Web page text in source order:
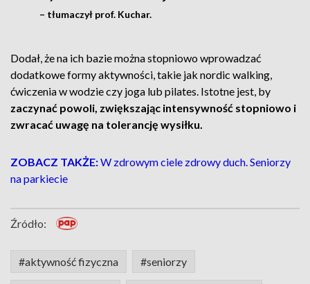
– tłumaczył prof. Kuchar.
Dodał, że na ich bazie można stopniowo wprowadzać
dodatkowe formy aktywności, takie jak nordic walking,
ćwiczenia w wodzie czy joga lub pilates. Istotne jest, by
zaczynać powoli, zwiększając intensywność stopniowo i
zwracać uwagę na tolerancję wysiłku.
ZOBACZ TAKŻE:W zdrowym ciele zdrowy duch. Seniorzy
na parkiecie
Źródło:
#aktywność fizyczna #seniorzy